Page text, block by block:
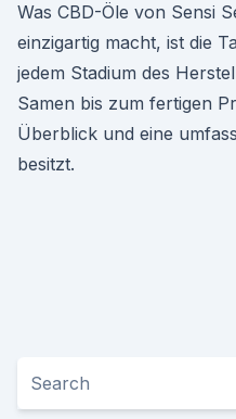
Was CBD-Öle von Sensi
einzigartig macht, ist die
jedem Stadium des
Samen bis zum fertigen
Überblick und eine
besitzt.